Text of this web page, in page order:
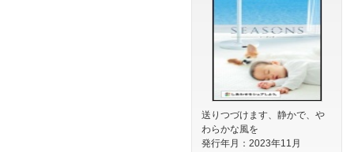
送りつづけます、静かで、や
わらかな風を
発行年月：2023年11月